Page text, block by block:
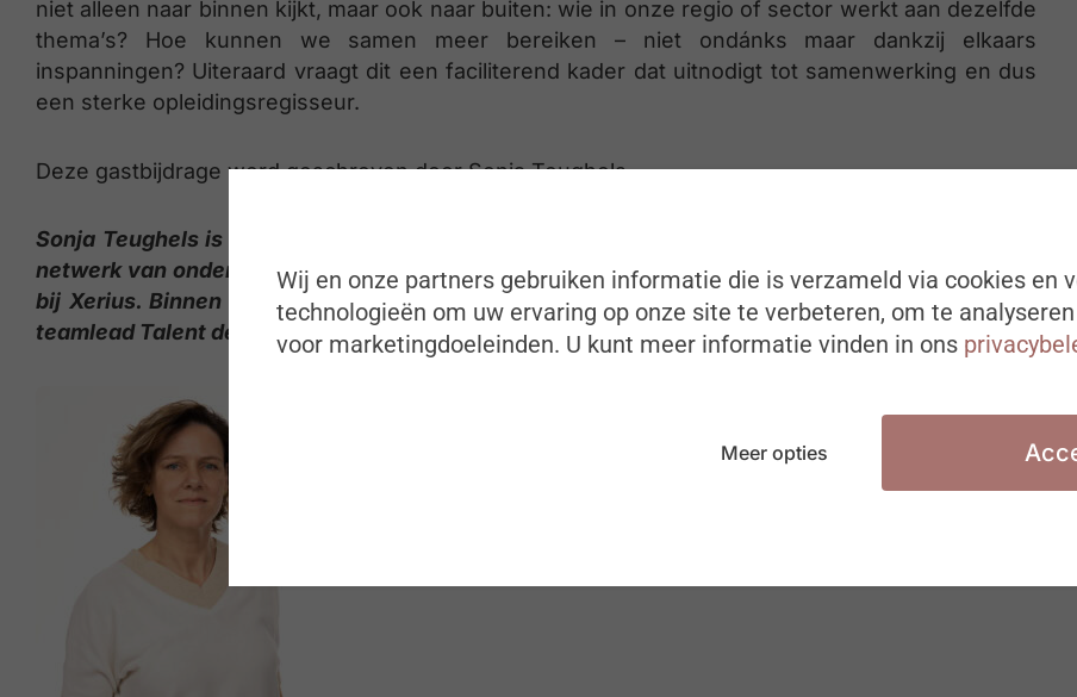
niet alleen naar binnen kijkt, maar ook naar buiten: wie in onze regio of sector werkt aan dezelfde
thema’s? Hoe kunnen we samen meer bereiken – niet ondánks maar dankzij elkaars
inspanningen? Uiteraard vraagt dit een faciliterend kader dat uitnodigt tot samenwerking en dus
een sterke opleidingsregisseur.
Deze gastbijdrage werd geschreven door Sonja Teughels
Sonja Teughels is een arbeidssociologe en bedrijfseconome, verbonden aan Voka, het Vlaams
netwerk van ondernemingen. Ze was tot voor kort bestuurder bij VDAB is thans nog bestuurder
bij Xerius. Binnen Voka heeft ze een expertise opgebouwd in arbeidsmarktbeleid en volgt als
teamlead Talent de domeinen arbeid, zorg en onderwijs mee op.
Wij en onze partners gebruiken informatie die is verzameld via cookies en
technologieën om uw ervaring op onze site te verbeteren, om te
voor marketingdoeleinden. U kunt meer informatie vinden in ons
Meer opties